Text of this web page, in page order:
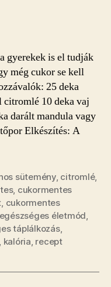
gyerekek is el tudják
még cukor se kell
25 deka
citromlé 10 deka vaj
darált mandula vagy
Elkészítés: A
sütemény, citromlé,
, cukormentes
, cukormentes
egészséges életmód,
táplálkozás,
, kalória, recept